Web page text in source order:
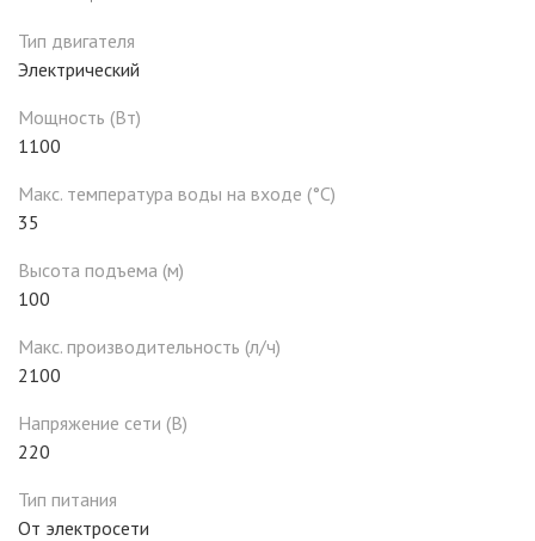
Тип двигателя
Электрический
Мощность (Вт)
1100
Макс. температура воды на входе (°C)
35
Высота подъема (м)
100
Макс. производительность (л/ч)
2100
Напряжение сети (В)
220
Тип питания
От электросети